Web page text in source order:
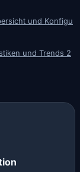
und Konfigu
und Trends 2